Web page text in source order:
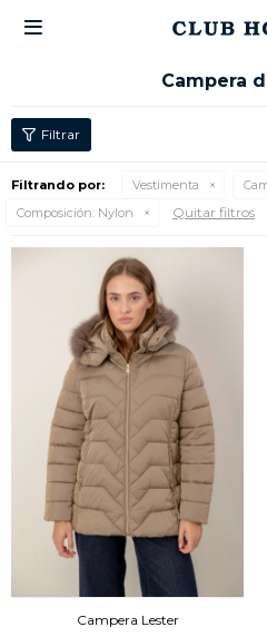

Campera
Filtrando por: Vestimenta
Composición: Nylon Quitar filtros
Campera Lester